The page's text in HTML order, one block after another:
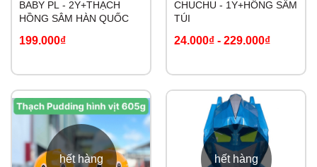
BABY PL - 2Y+THẠCH
HỒNG SÂM HÀN QUỐC
199.000₫
CHUCHU - 1Y+HỒNG SÂM
TÚI
24.000₫ - 229.000₫
hết hàng hết hàng